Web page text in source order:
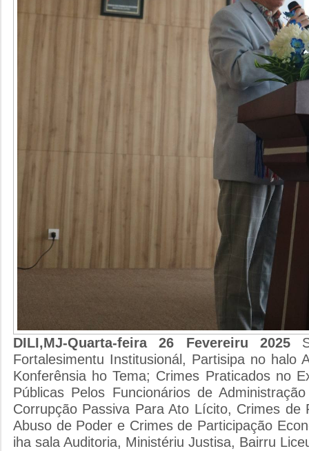
DILI,MJ-Quarta-feira 26 Fevereiru 2025
Fortalesimentu Institusionál, Partisipa no halo
Konferênsia ho Tema; Crimes Praticados no
Públicas Pelos Funcionários de
Corrupção Passiva Para Ato Lícito, Crimes de
Abuso de Poder e Crimes de Participação
iha sala Auditoria, Ministériu Justisa, Bairru